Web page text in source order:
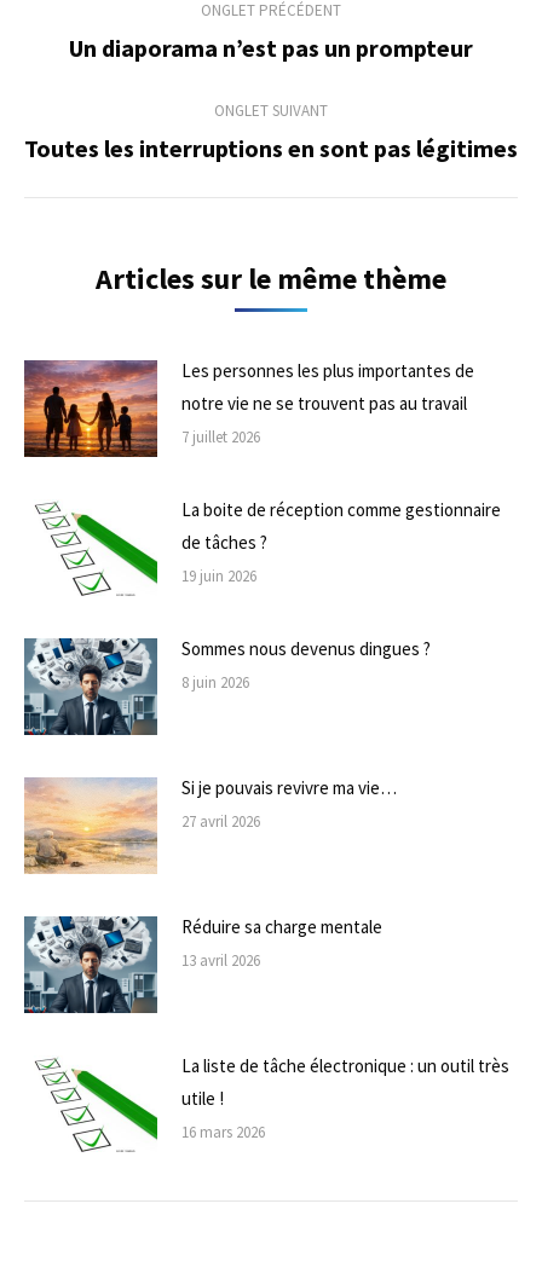
commentaire
ONGLET PRÉCÉDENT
Onglet
Un diaporama n’est pas un prompteur
ONGLET SUIVANT
Onglet
Toutes les interruptions en sont pas légitimes
Articles sur le même thème
Les personnes les plus importantes de
notre vie ne se trouvent pas au travail
7 juillet 2026
La boite de réception comme gestionnaire
de tâches ?
19 juin 2026
Sommes nous devenus dingues ?
8 juin 2026
Si je pouvais revivre ma vie…
27 avril 2026
Réduire sa charge mentale
13 avril 2026
La liste de tâche électronique : un outil très
utile !
16 mars 2026